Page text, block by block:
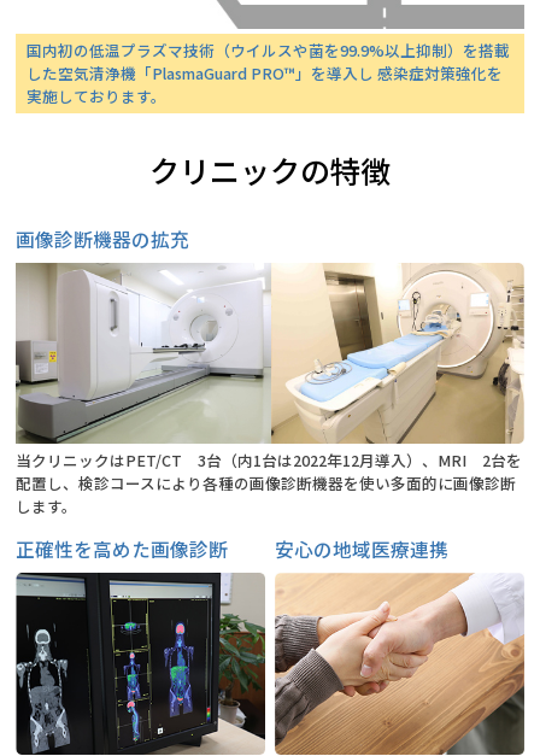
国内初の低温プラズマ技術（ウイルスや菌を99.9%以上抑制）を搭載
した空気清浄機「PlasmaGuard PRO™」を導入し 感染症対策強化を
実施しております。
クリニックの特徴
画像診断機器の拡充
当クリニックはPET/CT 3台（内1台は2022年12月導入）、MRI 2台を
配置し、検診コースにより各種の画像診断機器を使い多面的に画像診断
します。
正確性を高めた画像診断 安心の地域医療連携